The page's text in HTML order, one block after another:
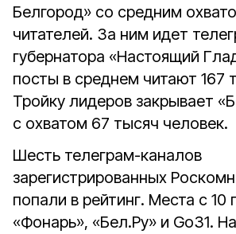
Белгород» со средним
читателей. За ним идет
губернатора «Настоящий
посты в среднем читают 167
Тройку лидеров закрывает
с охватом 67 тысяч человек.
Шесть телеграм-каналов
зарегистрированных
попали в рейтинг. Места с 10
«Фонарь», «Бел.Ру» и Go31.